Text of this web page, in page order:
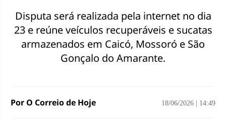
Disputa será realizada pela internet no dia
23 e reúne veículos recuperáveis e sucatas
armazenados em Caicó, Mossoró e São
Gonçalo do Amarante.
Por O Correio de Hoje 18/06/2026 14:49